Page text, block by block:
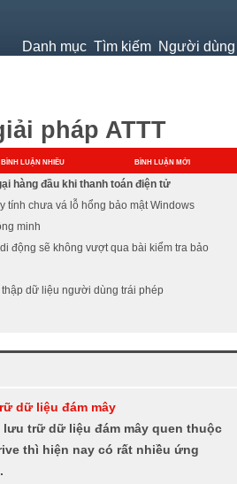
Danh mục Tìm kiếm Người dùng
pháp ATTT
BÌNH LUẬN NHIỀU BÌNH LUẬN MỚI
hàng đầu khi thanh toán điện tử
tính chưa vá lỗ hổng bảo mật Windows
minh
động sẽ không vượt qua bài kiểm tra bảo
dữ liệu người dùng trái phép
dữ liệu đám mây
trữ dữ liệu đám mây quen thuộc
thì hiện nay có rất nhiều ứng